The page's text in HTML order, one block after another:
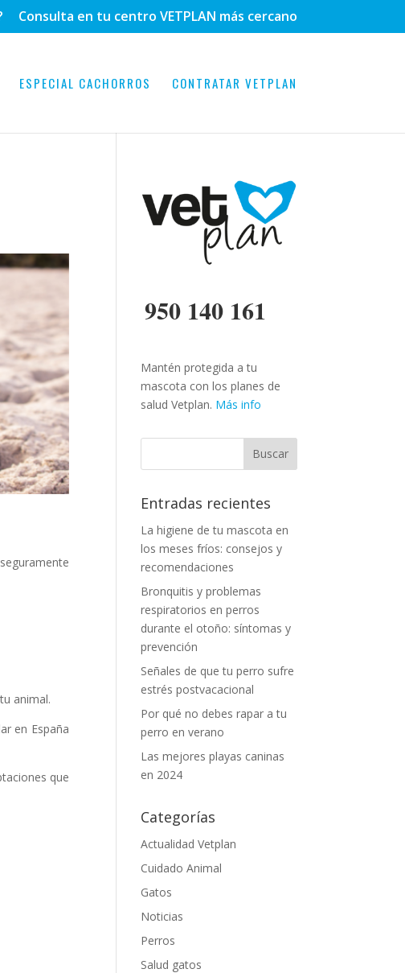
Consulta en tu centro VETPLAN más cercano
ESPECIAL CACHORROS CONTRATAR VETPLAN
animal.
en España
que
950 140 161
Mantén protegida a tu
mascota con los planes de
salud Vetplan. Más info
Entradas recientes
La higiene de tu mascota en
los meses fríos: consejos y
recomendaciones
Bronquitis y problemas
respiratorios en perros
durante el otoño: síntomas y
prevención
Señales de que tu perro sufre
estrés postvacacional
Por qué no debes rapar a tu
perro en verano
Las mejores playas caninas
en 2024
Categorías
Actualidad Vetplan
Cuidado Animal
Gatos
Noticias
Perros
Salud gatos